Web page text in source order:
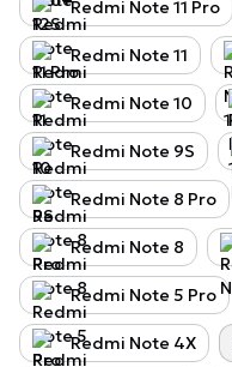
Redmi Note 11 Pro
Redmi Note 11
Redmi Note 10
Redmi Note 9S
Redmi Note 8 Pro
Redmi Note 8
Redmi Note 5 Pro
Redmi Note 4X